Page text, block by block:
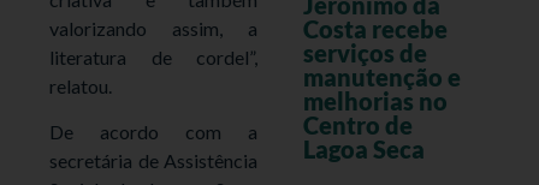
valorizando assim, a
literatura de cordel”,
relatou.
De acordo com a
secretária de Assistência
Costa recebe
serviços de
manutenção e
melhorias no
Centro de
Lagoa Seca